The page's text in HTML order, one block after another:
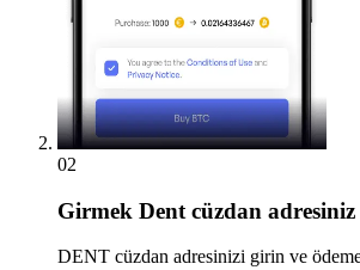
02
Girmek Dent cüzdan adresiniz
DENT cüzdan adresinizi girin ve